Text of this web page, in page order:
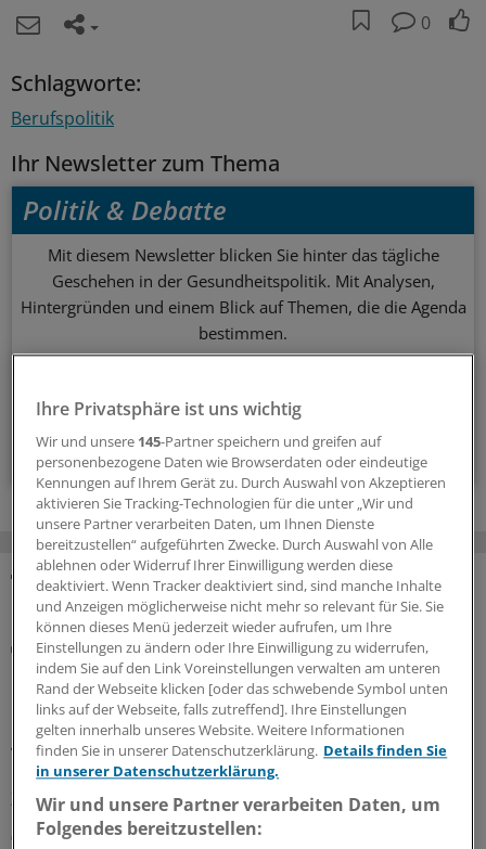
0
Schlagworte:
Berufspolitik
Ihr Newsletter zum Thema
Politik & Debatte
Mit diesem Newsletter blicken Sie hinter das tägliche
Geschehen in der Gesundheitspolitik. Mit Analysen,
Hintergründen und einem Blick auf Themen, die die Agenda
bestimmen.
Zum Abonnieren bitte anmelden
MEHR ZUM THEMA
Notfallversorgung
Neuer Bereitschaftsdienst in Nordrhein ist ein
Erfolgsmodell
In nur zwölf Stunden waren die 6.000 Fahrdienste
vergeben: Der neu strukturierte ärztliche
Bereitschaftsdienst in Nordrhein wird gut angenommen.
Zuständig sind spezielle Kooperationsmediziner.
07.08.2026
Ihre Privatsphäre ist uns wichtig
Wir und unsere 145-Partner speichern und greifen auf
personenbezogene Daten wie Browserdaten oder eindeutige
Kennungen auf Ihrem Gerät zu. Durch Auswahl von Akzeptieren
aktivieren Sie Tracking-Technologien für die unter „Wir und
unsere Partner verarbeiten Daten, um Ihnen Dienste
bereitzustellen“ aufgeführten Zwecke. Durch Auswahl von Alle
ablehnen oder Widerruf Ihrer Einwilligung werden diese
deaktiviert. Wenn Tracker deaktiviert sind, sind manche Inhalte
und Anzeigen möglicherweise nicht mehr so relevant für Sie. Sie
können dieses Menü jederzeit wieder aufrufen, um Ihre
Einstellungen zu ändern oder Ihre Einwilligung zu widerrufen,
indem Sie auf den Link Voreinstellungen verwalten am unteren
Rand der Webseite klicken [oder das schwebende Symbol unten
links auf der Webseite, falls zutreffend]. Ihre Einstellungen
gelten innerhalb unseres Website. Weitere Informationen
finden Sie in unserer Datenschutzerklärung. Details finden Sie
in unserer Datenschutzerklärung.
Wir und unsere Partner verarbeiten Daten, um
Folgendes bereitzustellen: